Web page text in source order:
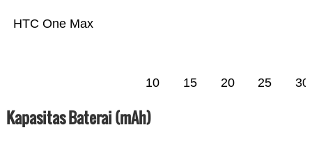
HTC One Max
10 15 20 25 30
Kapasitas Baterai (mAh)